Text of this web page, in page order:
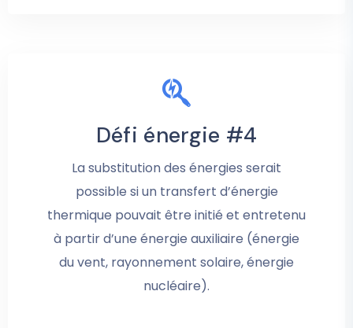
Défi énergie #4
La substitution des énergies serait
possible si un transfert d’énergie
thermique pouvait être initié et entretenu
à partir d’une énergie auxiliaire (énergie
du vent, rayonnement solaire, énergie
nucléaire).